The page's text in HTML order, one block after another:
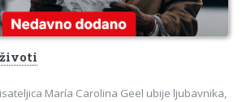
María Carolina Geel ubije ljubavnika,